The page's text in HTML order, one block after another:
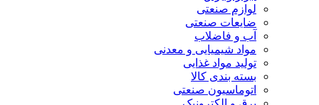
لوازم صنعتی
ضایعات صنعتی
آب و فاضلاب
مواد شیمیایی و معدنی
تولید مواد غذایی
بسته بندی کالا
اتوماسیون صنعتی